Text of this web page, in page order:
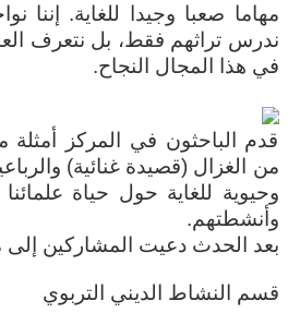
مهاما صعبا وجيدا للغاية. إننا
ندرس تراثهم فقط، بل نتعرف
في هذا المجال النجاح.
قدم الباحثون في المركز
من الغزال (قصيدة غنائية)
وحيوية للغاية حول حياة
وأنشطتهم.
بعد الحدث دعيت المشاركين إلى
قسم النشاط الديني التربوي